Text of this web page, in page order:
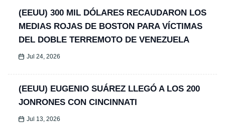
(EEUU) 300 MIL DÓLARES RECAUDARON LOS
MEDIAS ROJAS DE BOSTON PARA VÍCTIMAS
DEL DOBLE TERREMOTO DE VENEZUELA
Jul 24, 2026
(EEUU) EUGENIO SUÁREZ LLEGÓ A LOS 200
JONRONES CON CINCINNATI
Jul 13, 2026